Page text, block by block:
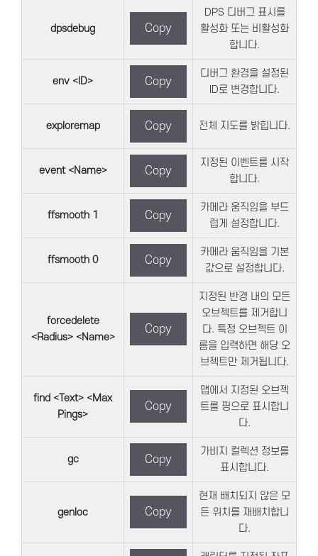
dpsdebug Copy
DPS 디버그 표시를
활성화 또는 비활성화
합니다.
env <ID> Copy
디버그 환경을 설정된
ID로 변경합니다.
exploremap Copy 전체 지도를 밝힙니다.
event <Name> Copy
지정된 이벤트를 시작
합니다.
ffsmooth 1 Copy
카메라 움직임을 부드
럽게 설정합니다.
ffsmooth 0 Copy
카메라 움직임을 기본
값으로 설정합니다.
forcedelete
<Radius> <Name>
Copy
지정된 반경 내의 모든
오브젝트를 제거합니
다. 특정 오브젝트 이
름을 입력하면 해당 오
브젝트만 제거됩니다.
find <Text> <Max
Pings>
Copy
맵에서 지정된 오브젝
트를 핑으로 표시합니
다.
gc Copy
가비지 컬렉션 정보를
표시합니다.
genloc Copy
현재 배치되지 않은 모
든 위치를 재배치합니
다.